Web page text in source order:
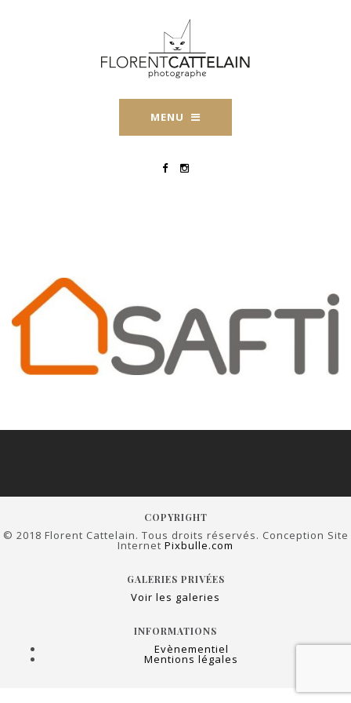
MENU
COPYRIGHT
© 2018 Florent Cattelain. Tous droits réservés. Conception Site
Internet Pixbulle.com
GALERIES PRIVÉES
Voir les galeries
INFORMATIONS
Evènementiel
Mentions légales